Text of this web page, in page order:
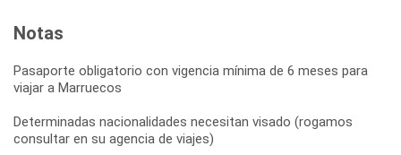
Notas
Pasaporte obligatorio con vigencia mínima de 6 meses para
viajar a Marruecos
Determinadas nacionalidades necesitan visado (rogamos
consultar en su agencia de viajes)